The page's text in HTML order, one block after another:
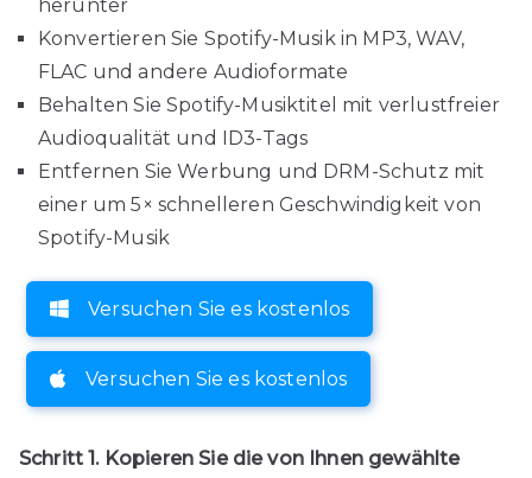
herunter
Konvertieren Sie Spotify-Musik in MP3, WAV,
FLAC und andere Audioformate
Behalten Sie Spotify-Musiktitel mit verlustfreier
Audioqualität und ID3-Tags
Entfernen Sie Werbung und DRM-Schutz mit
einer um 5× schnelleren Geschwindigkeit von
Spotify-Musik
Versuchen Sie es kostenlos
Versuchen Sie es kostenlos
Schritt 1. Kopieren Sie die von Ihnen gewählte